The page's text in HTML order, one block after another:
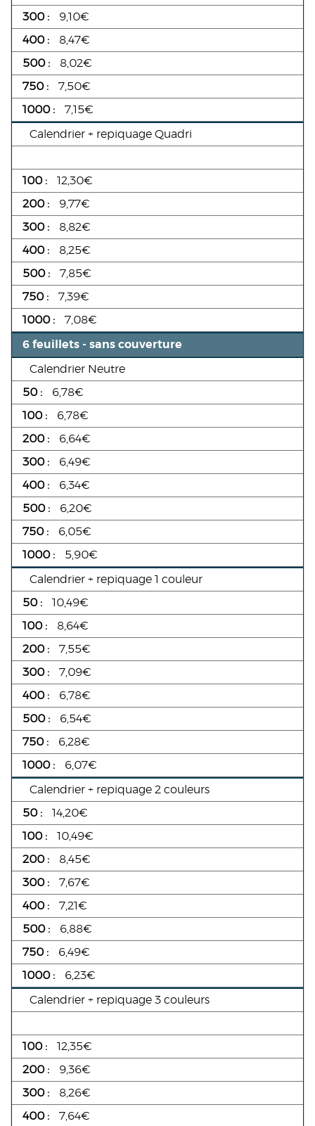
9,10€
8,47€
8,02€
7,50€
7,15€
Calendrier + repiquage Quadri
12,30€
9,77€
8,82€
8,25€
7,85€
7,39€
7,08€
6 feuillets - sans couverture
Calendrier Neutre
6,78€
6,78€
6,64€
6,49€
6,34€
6,20€
6,05€
5,90€
Calendrier + repiquage 1 couleur
10,49€
8,64€
7,55€
7,09€
6,78€
6,54€
6,28€
6,07€
Calendrier + repiquage 2 couleurs
14,20€
10,49€
8,45€
7,67€
7,21€
6,88€
6,49€
6,23€
Calendrier + repiquage 3 couleurs
12,35€
9,36€
8,26€
7,64€